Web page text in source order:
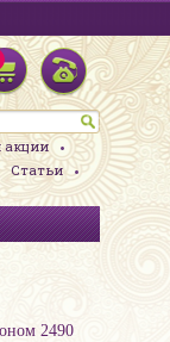
Статьи
2490